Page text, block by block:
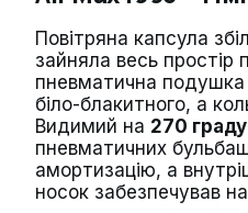
Повітряна капсула
зайняла весь простір
пневматична подушка
біло-блакитного, а
Видимий на 270
пневматичних
амортизацію, а
носок забезпечував